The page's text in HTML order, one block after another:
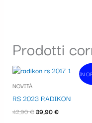
Prodotti
In
IN
NOVITÀ
RS 2023 RADIKON
42,90€
Il
era:
39,90€
Il
è: